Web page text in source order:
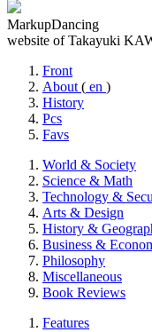
MarkupDancing
website of Takayuki
Front
About ( en )
History
Pcs
Favs
World & Society
Science & Math
Technology &
Arts & Design
History &
Business &
Philosophy
Miscellaneous
Book Reviews
Features